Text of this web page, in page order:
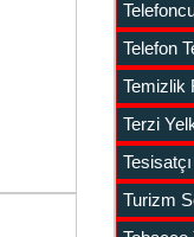
Telefon
Temizlik
Terzi
Turizm